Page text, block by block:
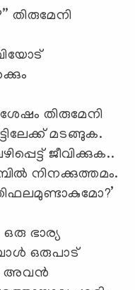
തിരുമേനി
തിരുമേനി
മടങ്ങുക.
ജീവിക്കുക..
നിനക്കുത്തമം.
ഭാര്യ
ഒരുപാട്
അവന്‍